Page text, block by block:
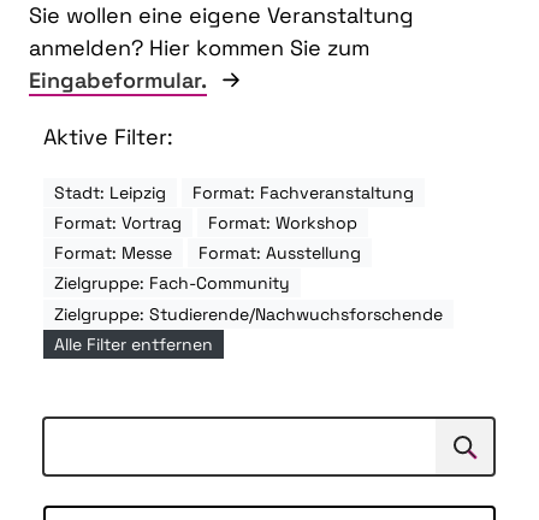
Sie wollen eine eigene Veranstaltung
anmelden? Hier kommen Sie zum
Eingabeformular.
Aktive Filter:
Stadt: Leipzig
Format: Fachveranstaltung
Format: Vortrag
Format: Workshop
Format: Messe
Format: Ausstellung
Zielgruppe: Fach-Community
Zielgruppe: Studierende/Nachwuchsforschende
Alle Filter entfernen
Suchen